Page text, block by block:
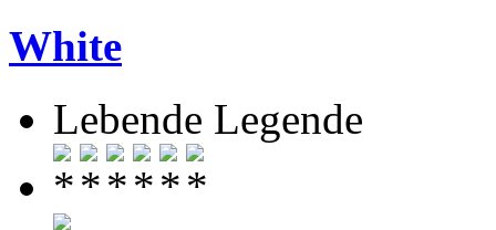
White
Lebende Legende